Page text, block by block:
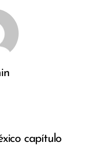
capítulo